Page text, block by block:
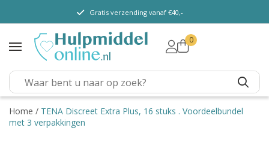
TENA Lady
TENA Men
TENA Pants (m/v)
TENA Flex
TENA Slip
Gratis verzending vanaf €40,-
0
Home / TENA Discreet Extra Plus, 16 stuks . Voordeelbundel
met 3 verpakkingen